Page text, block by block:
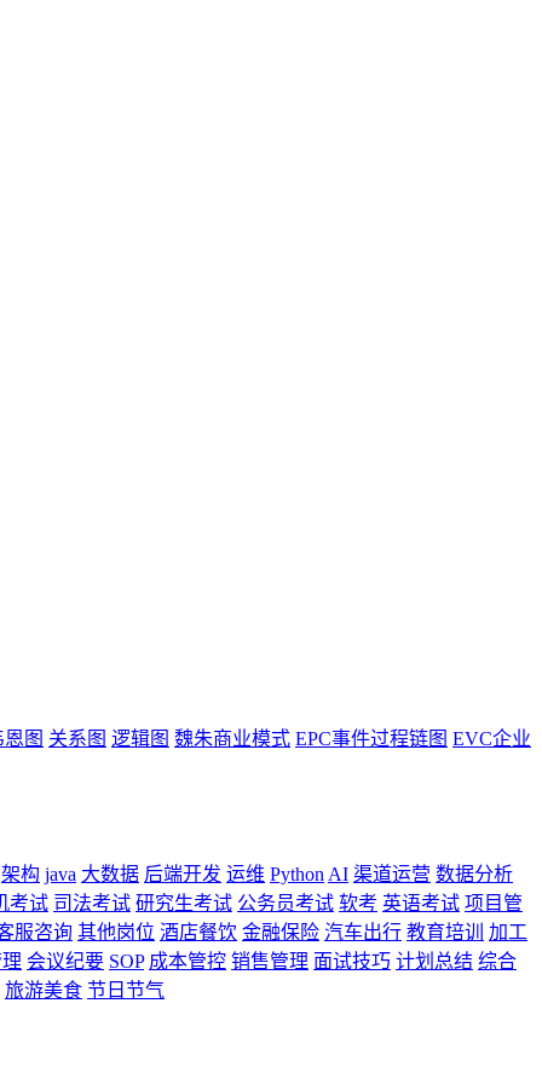
恩图 关系图 逻辑图 魏朱商业模式 EPC事件过程链图 EVC企业
架构 java 大数据 后端开发 运维 Python AI 渠道运营 数据分析
考试 司法考试 研究生考试 公务员考试 软考 英语考试 项目管
服咨询 其他岗位 酒店餐饮 金融保险 汽车出行 教育培训
加工
会议纪要 SOP 成本管控 销售管理 面试技巧 计划总结 综合
旅游美食 节日节气